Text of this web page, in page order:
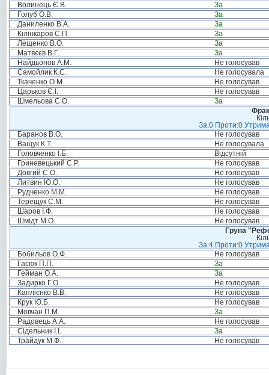
Волинець Є.В.
За
Голуб О.В.
За
Даниленко В.А.
За
Кілінкаров С.П.
За
Лещенко В.О.
За
Матвєєв В.Г.
За
Найдьонов А.М.
Не голосував
Самойлик К.С.
Не голосувала
Ткаченко О.М.
Не голосував
Царьков Є.І.
Не голосував
Шмельова С.О.
За
За:0 Проти:0
Баранов В.О.
Не голосував
Ващук К.Т.
Не голосувала
Головченко І.Б.
Відсутній
Гриневецький С.Р.
Не голосував
Довгий С.О.
Не голосував
Литвин Ю.О.
Не голосував
Рудченко М.М.
Не голосував
Терещук С.М.
Не голосував
Шаров І.Ф.
Не голосував
Шмідт М.О.
Не голосував
Група
За:4 Проти:0
Бобильов О.Ф.
Не голосував
Гасюк П.П.
За
Гейман О.А.
За
Задирко Г.О.
Не голосував
Каплієнко В.В.
Не голосував
Крук Ю.Б.
Не голосував
Мовчан П.М.
За
Радовець А.А.
Не голосував
Сідельник І.І.
За
Трайдук М.Ф.
Не голосував